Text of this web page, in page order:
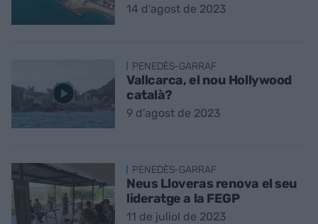
14 d’agost de 2023
PENEDÈS-GARRAF
Vallcarca, el nou Hollywood
català?
9 d’agost de 2023
PENEDÈS-GARRAF
Neus Lloveras renova el seu
lideratge a la FEGP
11 de juliol de 2023